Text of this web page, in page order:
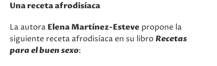
Una receta afrodisíaca
La autora Elena Martínez-Esteve propone la
siguiente receta afrodisíaca en su libro Recetas
para el buen sexo: